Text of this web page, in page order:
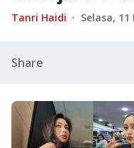
Tanri Haidi Selasa, 11
Share